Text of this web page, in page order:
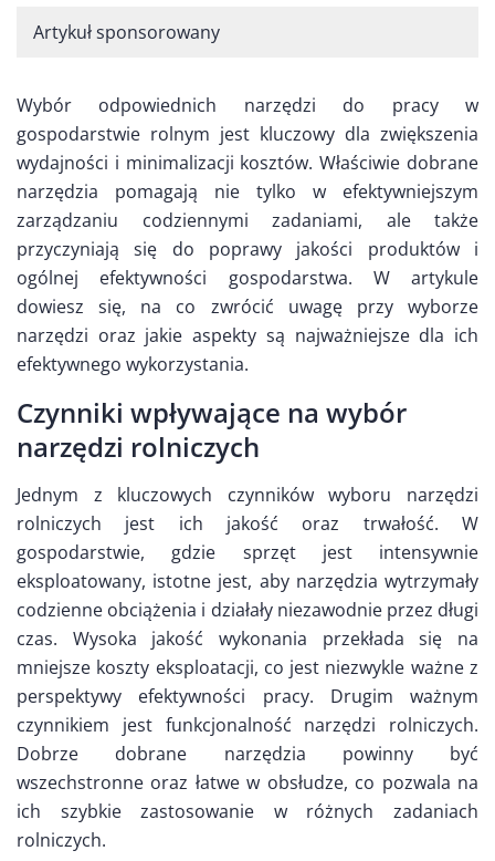
Artykuł sponsorowany
Wybór odpowiednich narzędzi do pracy w
gospodarstwie rolnym jest kluczowy dla zwiększenia
wydajności i minimalizacji kosztów. Właściwie dobrane
narzędzia pomagają nie tylko w efektywniejszym
zarządzaniu codziennymi zadaniami, ale także
przyczyniają się do poprawy jakości produktów i
ogólnej efektywności gospodarstwa. W artykule
dowiesz się, na co zwrócić uwagę przy wyborze
narzędzi oraz jakie aspekty są najważniejsze dla ich
efektywnego wykorzystania.
Czynniki wpływające na wybór
narzędzi rolniczych
Jednym z kluczowych czynników wyboru narzędzi
rolniczych jest ich jakość oraz trwałość. W
gospodarstwie, gdzie sprzęt jest intensywnie
eksploatowany, istotne jest, aby narzędzia wytrzymały
codzienne obciążenia i działały niezawodnie przez długi
czas. Wysoka jakość wykonania przekłada się na
mniejsze koszty eksploatacji, co jest niezwykle ważne z
perspektywy efektywności pracy. Drugim ważnym
czynnikiem jest funkcjonalność narzędzi rolniczych.
Dobrze dobrane narzędzia powinny być
wszechstronne oraz łatwe w obsłudze, co pozwala na
ich szybkie zastosowanie w różnych zadaniach
rolniczych.